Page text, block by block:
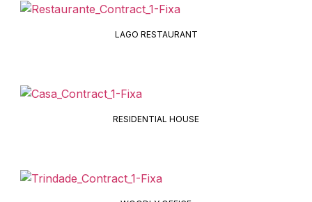
LAGO RESTAURANT
RESIDENTIAL HOUSE